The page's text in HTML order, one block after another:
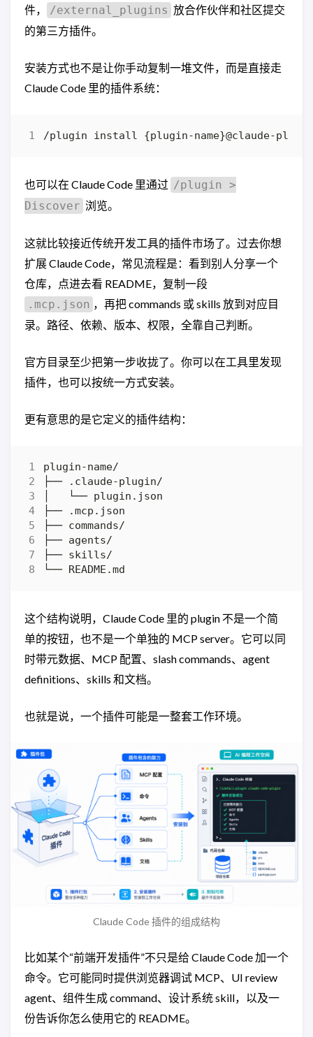
件，
/external_plugins 放合作伙伴和社区提交
的第三方插件。
安装方式也不是让你手动复制一堆文件，而是直接走
Claude Code 里的插件系统：
也可以在 Claude Code 里通过 /plugin >
Discover 浏览。
这就比较接近传统开发工具的插件市场了。过去你想
扩展 Claude Code，常见流程是：看到别人分享一个
仓库，点进去看 README，复制一段
.mcp.json ，再把 commands 或 skills 放到对应目
录。路径、依赖、版本、权限，全靠自己判断。
官方目录至少把第一步收拢了。你可以在工具里发现
插件，也可以按统一方式安装。
更有意思的是它定义的插件结构：
这个结构说明，Claude Code 里的 plugin 不是一个简
单的按钮，也不是一个单独的 MCP server。它可以同
时带元数据、MCP 配置、slash commands、agent
definitions、skills 和文档。
也就是说，一个插件可能是一整套工作环境。
Claude Code 插件的组成结构
比如某个“前端开发插件”不只是给 Claude Code 加一个
命令。它可能同时提供浏览器调试 MCP、UI review
agent、组件生成 command、设计系统 skill，以及一
份告诉你怎么使用它的 README。